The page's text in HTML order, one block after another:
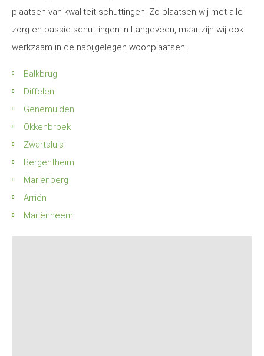
plaatsen van kwaliteit schuttingen. Zo plaatsen wij met alle
zorg en passie schuttingen in Langeveen, maar zijn wij ook
werkzaam in de nabijgelegen woonplaatsen:
Balkbrug
Diffelen
Genemuiden
Okkenbroek
Zwartsluis
Bergentheim
Mariënberg
Arriën
Mariënheem